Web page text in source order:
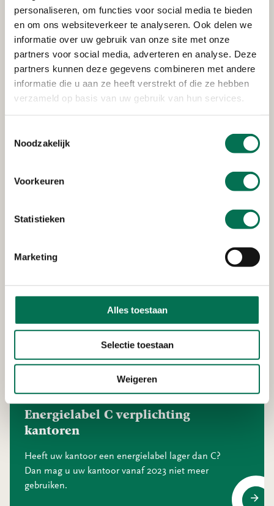
personaliseren, om functies voor social media te bieden
en om ons websiteverkeer te analyseren. Ook delen we
informatie over uw gebruik van onze site met onze
partners voor social media, adverteren en analyse. Deze
partners kunnen deze gegevens combineren met andere
informatie die u aan ze heeft verstrekt of die ze hebben
verzameld op basis van uw gebruik van hun services.
Noodzakelijk
Voorkeuren
Statistieken
Marketing
Alles toestaan
Selectie toestaan
Weigeren
Eisen energie bij bouwen of renoverenDeze link
MilieuPrestatie Gebouwen (MPG) Deze link verwijst
Actuele dossiers
Energielabel C verplichting
kantoren
Heeft uw kantoor een energielabel lager dan C?
Dan mag u uw kantoor vanaf 2023 niet meer
gebruiken.